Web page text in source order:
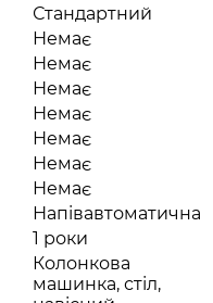
Стандартний
Немає
Немає
Немає
Немає
Немає
Немає
Немає
Напівавтоматична
1 роки
Колонкова
машинка, стіл,